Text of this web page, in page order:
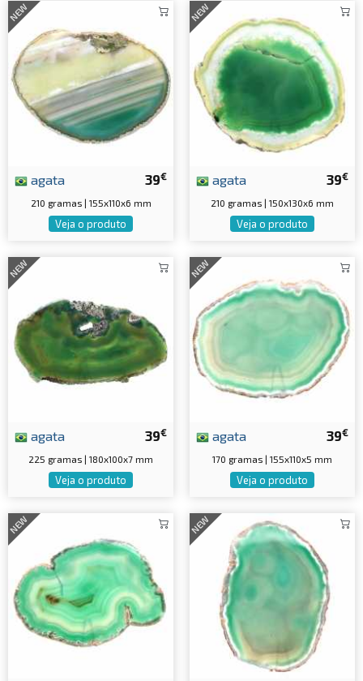
NEW
39€
agata
210 gramas | 155x110x6 mm
Veja o produto
NEW
39€
agata
210 gramas | 150x130x6 mm
Veja o produto
NEW
39€
agata
225 gramas | 180x100x7 mm
Veja o produto
NEW
39€
agata
170 gramas | 155x110x5 mm
Veja o produto
NEW NEW